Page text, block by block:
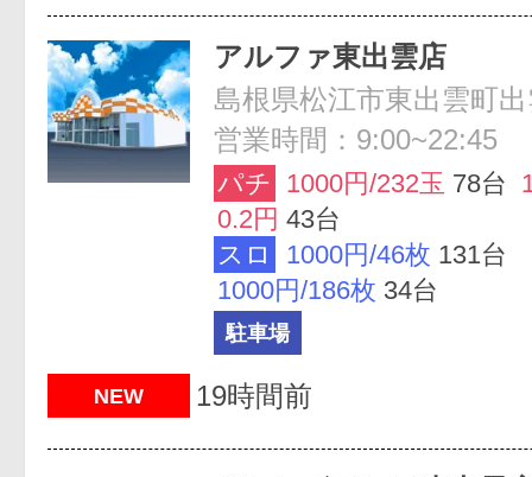
アルファ東出雲店
島根県松江市東出雲町
営業時間：9:00~22:45
パチ 1000円/232玉 78台
0.2円 43台
スロ
1000円/46枚 131台
1000円/186枚 34台
駐車場
NEW 19時間前